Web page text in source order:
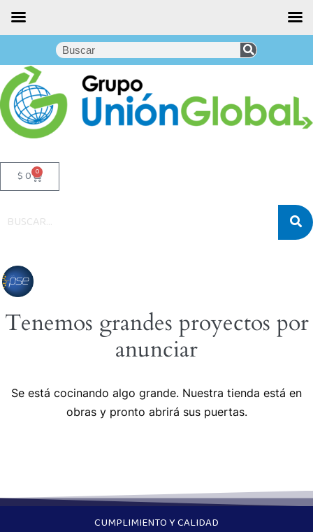
$0 0
Tenemos grandes proyectos por
anunciar
Se está cocinando algo grande. Nuestra tienda está en
obras y pronto abrirá sus puertas.
CUMPLIMIENTO Y CALIDAD